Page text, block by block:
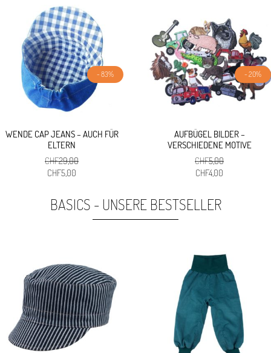
- 83%
WENDE CAP JEANS – AUCH FÜR
ELTERN
CHF29,00
Ursprünglicher
war:
CHF29,00
CHF5,00
ist:
CHF5,00.
- 20%
AUFBÜGEL BILDER –
VERSCHIEDENE MOTIVE
CHF5,00
Ursprünglicher
war:
CHF5,00
CHF4,00
BASICS - UNSERE BESTSELLER